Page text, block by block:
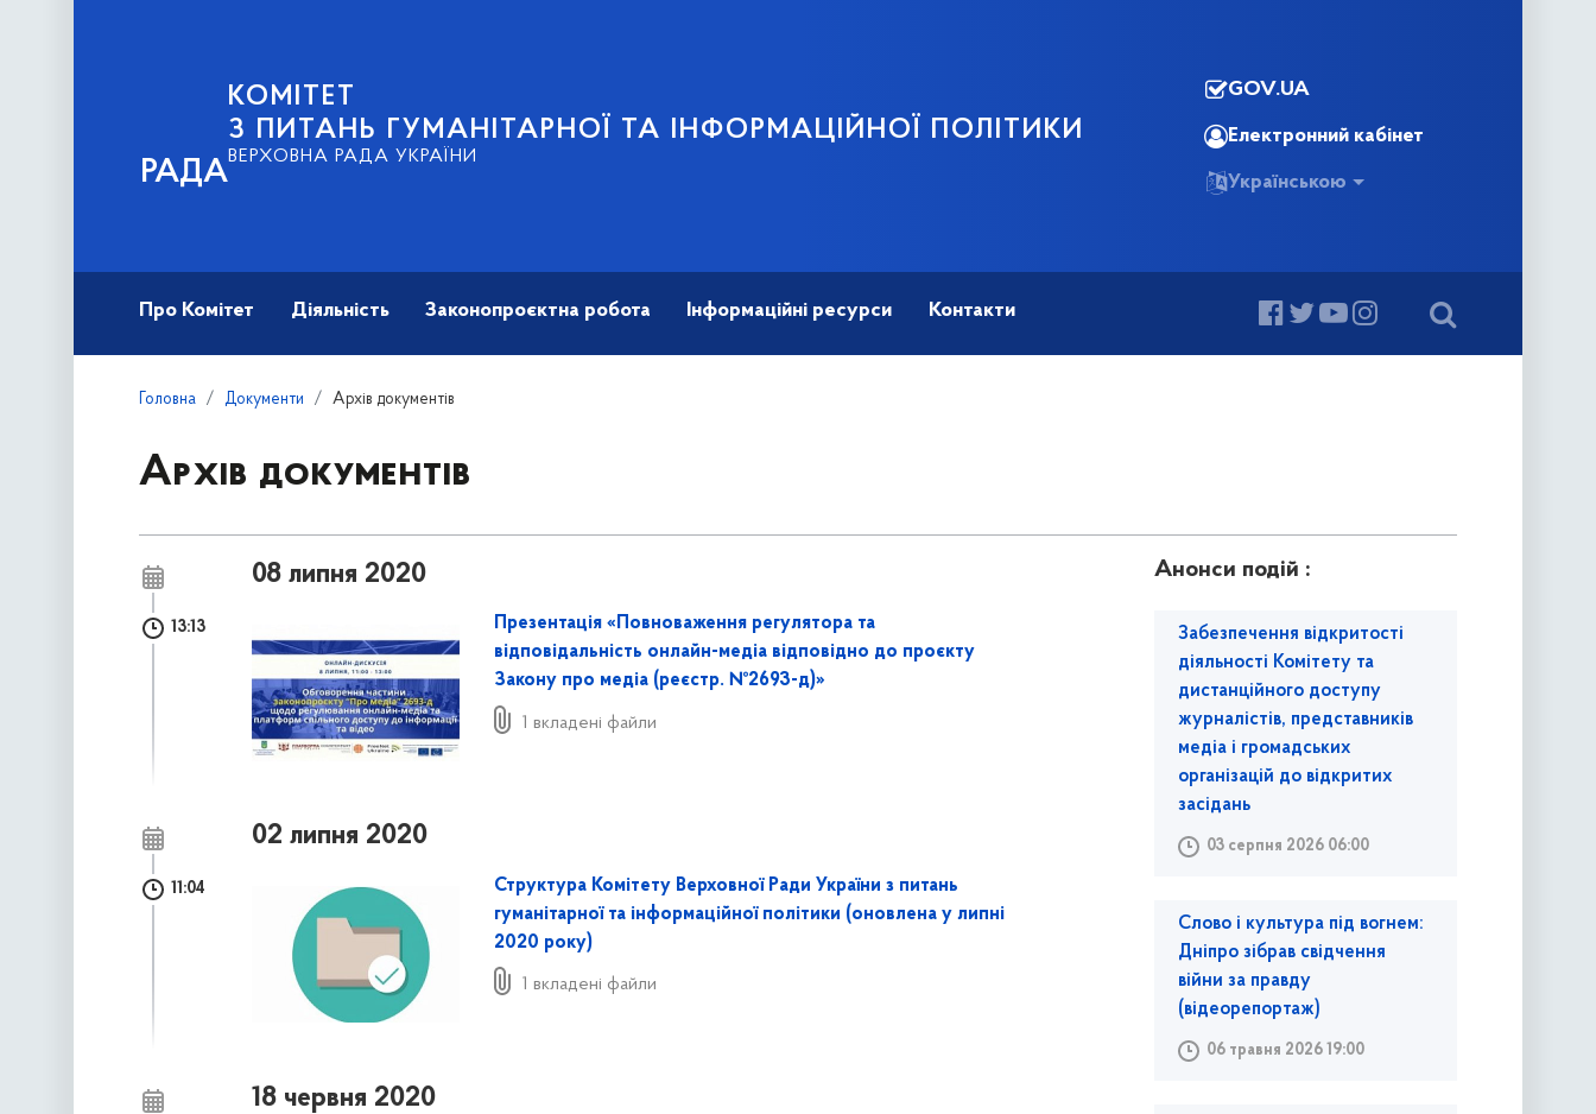
РАДА
КОМІТЕТ
З ПИТАНЬ ГУМАНІТАРНОЇ ТА ІНФОРМАЦІЙНОЇ ПОЛІТИКИ
ВЕРХОВНА РАДА УКРАЇНИ
GOV.UA
Електронний кабінет
Українською
Про Комітет Діяльність Законопроєктна робота Інформаційні ресурси Контакти
Головна Документи Архів документів
Архів документів
08 липня 2020
13:13
Презентація «Повноваження регулятора та
відповідальність онлайн-медіа відповідно до проєкту
Закону про медіа (реєстр. №2693-д)»
1 вкладені файли
02 липня 2020
11:04
Структура Комітету Верховної Ради України з питань
гуманітарної та інформаційної політики (оновлена у липні
2020 року)
1 вкладені файли
18 червня 2020
Анонси подій :
Забезпечення відкритості
діяльності Комітету та
дистанційного доступу
журналістів, представників
медіа і громадських
організацій до відкритих
засідань
03 серпня 2026 06:00
Слово і культура під вогнем:
Дніпро зібрав свідчення
війни за правду
(відеорепортаж)
06 травня 2026 19:00